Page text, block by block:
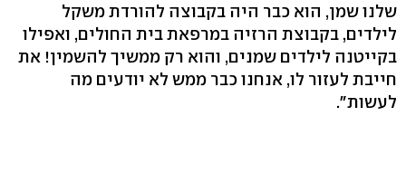
שלנו שמן, הוא כבר היה בקבוצה להורדת משקל
לילדים, בקבוצת הרזיה במרפאת בית החולים, ואפילו
בקייטנה לילדים שמנים, והוא רק ממשיך להשמין! את
חייבת לעזור לו, אנחנו כבר ממש לא יודעים מה
לעשות".